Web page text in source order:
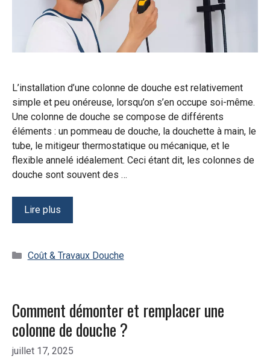
L’installation d’une colonne de douche est relativement
simple et peu onéreuse, lorsqu’on s’en occupe soi-même.
Une colonne de douche se compose de différents
éléments : un pommeau de douche, la douchette à main, le
tube, le mitigeur thermostatique ou mécanique, et le
flexible annelé idéalement. Ceci étant dit, les colonnes de
douche sont souvent des …
Lire plus
Catégories
Coût & Travaux Douche
Comment démonter et remplacer une
colonne de douche ?
juillet 17, 2025